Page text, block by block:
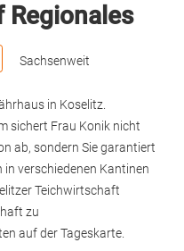
Regionales
Sachsenweit
in Koselitz.
sichert Frau Konik nicht
ab, sondern Sie garantiert
verschiedenen Kantinen
Teichwirtschaft
zu
auf der Tageskarte.